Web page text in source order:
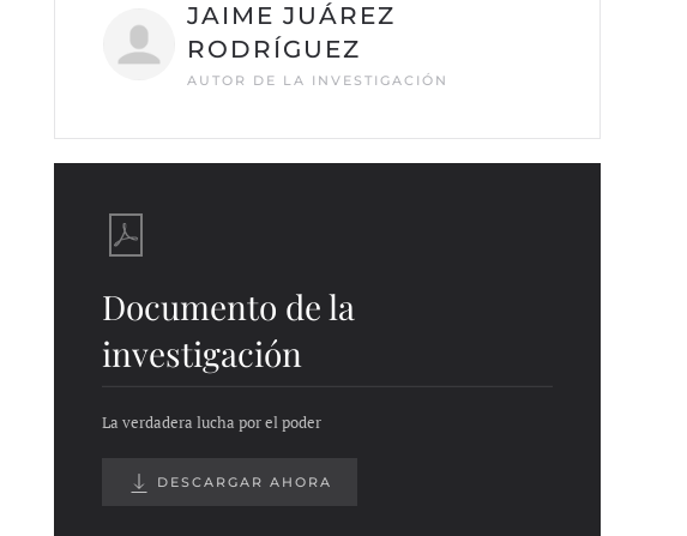
JAIME JUÁREZ
RODRÍGUEZ
AUTOR DE LA INVESTIGACIÓN
Documento de la
investigación
La verdadera lucha por el poder
DESCARGAR AHORA